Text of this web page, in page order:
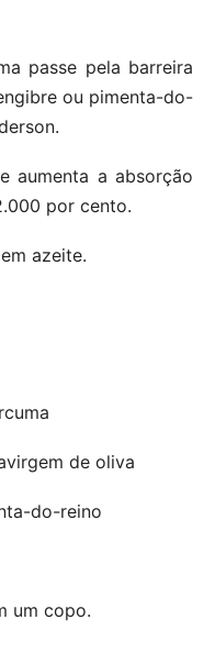
passe pela barreira
ou pimenta-do-
aumenta a absorção
por cento.
azeite.
de oliva
do-reino
um copo.